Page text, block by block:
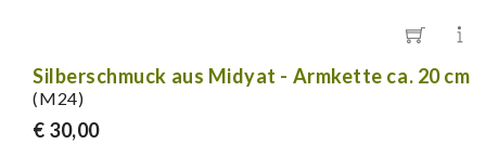
Silberschmuck aus Midyat - Armkette ca. 20 cm
(M24)
€ 30,00